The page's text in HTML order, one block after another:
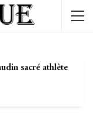
sacré athlète